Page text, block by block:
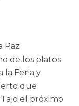
Paz
de los platos
la Feria y
que
el próximo